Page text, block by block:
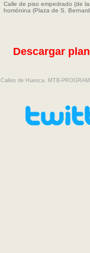
Calle de piso empedrado (de
homónina (Plaza de S.
Descargar
Calles de Huesca. MTB-